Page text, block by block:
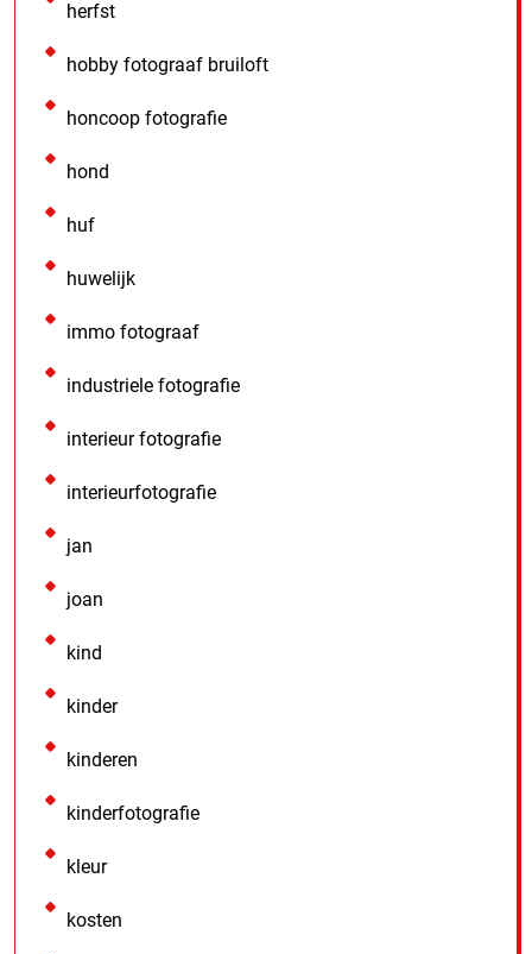
herfst
hobby fotograaf bruiloft
honcoop fotografie
hond
huf
huwelijk
immo fotograaf
industriele fotografie
interieur fotografie
interieurfotografie
jan
joan
kind
kinder
kinderen
kinderfotografie
kleur
kosten